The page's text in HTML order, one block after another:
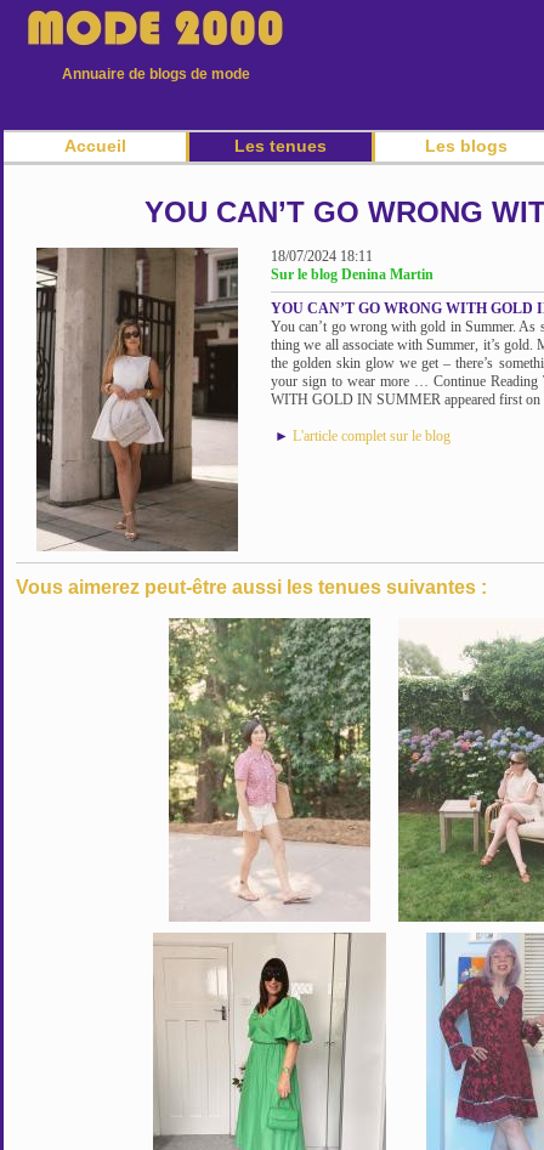
Annuaire de blogs de mode
Accueil Les tenues Les blogs
YOU CAN’T GO WRONG
18/07/2024 18:11
Sur le blog Denina Martin
YOU CAN’T GO WRONG WITH GOLD
You can’t go wrong with gold in Summer. As
thing we all associate with Summer, it’s gold.
the golden skin glow we get – there’s
your sign to wear more … Continue
WITH GOLD IN SUMMER appeared first on
► L'article complet sur le blog
Vous aimerez peut-être aussi les tenues suivantes :